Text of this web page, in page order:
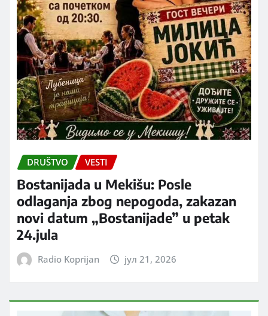
DRUŠTVO VESTI
Bostanijada u Mekišu: Posle
odlaganja zbog nepogoda, zakazan
novi datum „Bostanijade” u petak
24.jula
Radio Koprijan јул 21, 2026